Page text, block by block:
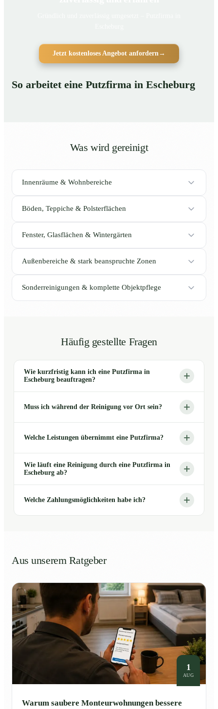
Jetzt kostenloses Angebot anfordern →
So arbeitet eine Putzfirma in Escheburg
Was wird gereinigt
Innenräume & Wohnbereiche
Böden, Teppiche & Polsterflächen
Fenster, Glasflächen & Wintergärten
Außenbereiche & stark beanspruchte Zonen
Sonderreinigungen & komplette Objektpflege
Häufig gestellte Fragen
Wie kurzfristig kann ich eine Putzfirma in
Escheburg beauftragen?
Muss ich während der Reinigung vor Ort sein?
Welche Leistungen übernimmt eine Putzfirma?
Wie läuft eine Reinigung durch eine Putzfirma in
Escheburg ab?
Welche Zahlungsmöglichkeiten habe ich?
Aus unserem Ratgeber
1
AUG
Warum saubere Monteurwohnungen bessere